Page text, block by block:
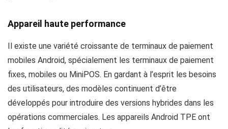
Appareil haute performance
Il existe une variété croissante de terminaux de paiement
mobiles Android, spécialement les terminaux de paiement
fixes, mobiles ou MiniPOS. En gardant à l’esprit les besoins
des utilisateurs, des modèles continuent d’être
développés pour introduire des versions hybrides dans les
opérations commerciales. Les appareils Android TPE ont